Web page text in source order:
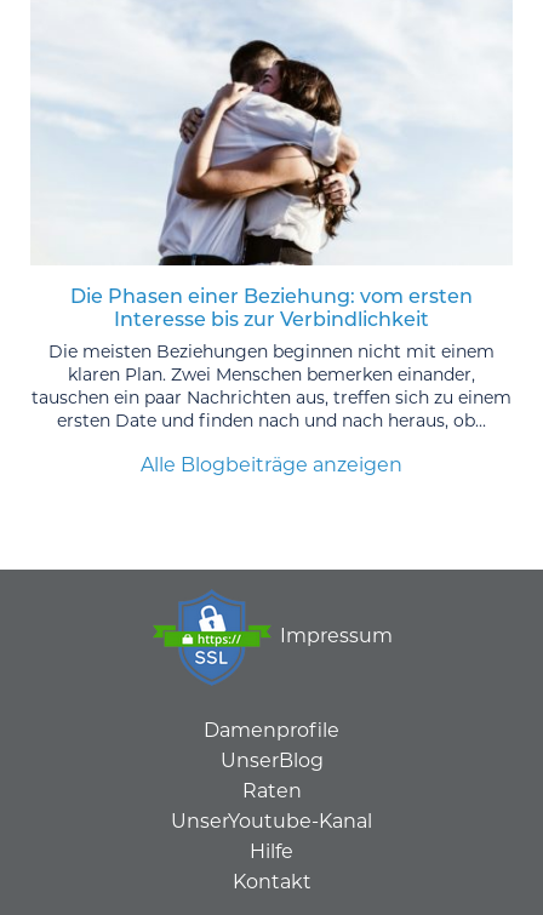
Die Phasen einer Beziehung: vom ersten
Interesse bis zur Verbindlichkeit
Die meisten Beziehungen beginnen nicht mit einem
klaren Plan. Zwei Menschen bemerken einander,
tauschen ein paar Nachrichten aus, treffen sich zu einem
ersten Date und finden nach und nach heraus, ob...
Alle Blogbeiträge anzeigen
Impressum
Damenprofile
UnserBlog
Raten
UnserYoutube-Kanal
Hilfe
Kontakt